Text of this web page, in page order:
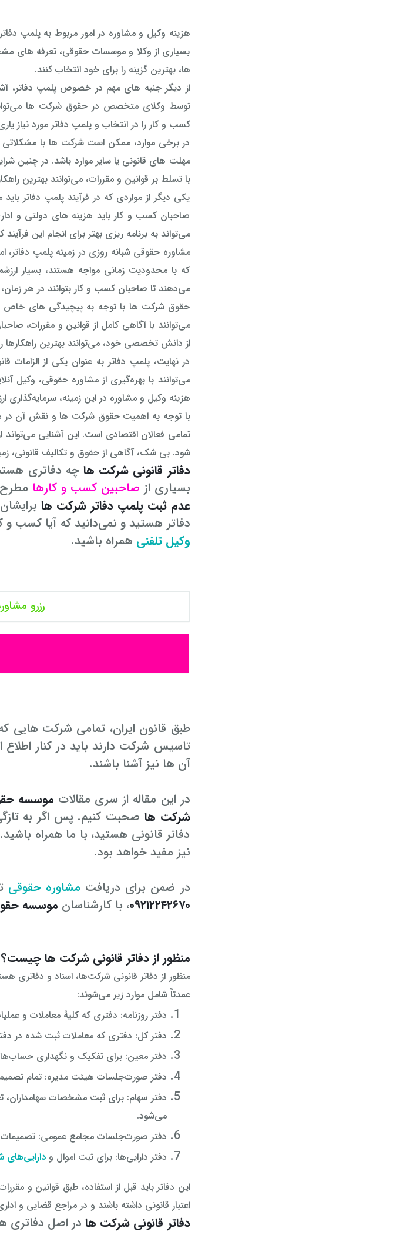
هزینه وکیل و مشاوره در امور مربوط به پلمپ
بسیاری از وکلا و موسسات حقوقی، تعرفه های
ها، بهترین گزینه را برای خود انتخاب کنند.
از دیگر جنبه های مهم در خصوص پلمپ دفاتر،
توسط وکلای متخصص در حقوق شرکت ها می‌تواند
کسب و کار را در انتخاب و پلمپ دفاتر مورد نیاز
در برخی موارد، ممکن است شرکت ها با مشکلاتی
مهلت های قانونی یا سایر موارد باشد. در چنین
با تسلط بر قوانین و مقررات، می‌توانند بهترین
یکی دیگر از مواردی که در فرآیند پلمپ دفاتر
صاحبان کسب و کار باید هزینه های دولتی و
می‌تواند به برنامه ریزی بهتر برای انجام این
مشاوره حقوقی شبانه روزی در زمینه پلمپ
که با محدودیت زمانی مواجه هستند، بسیار
می‌دهند تا صاحبان کسب و کار بتوانند در هر
حقوق شرکت ها با توجه به پیچیدگی های خاص
می‌توانند با آگاهی کامل از قوانین و مقررات،
از دانش تخصصی خود، می‌توانند بهترین راهکارها را
در نهایت، پلمپ دفاتر به عنوان یکی از
می‌توانند با بهره‌گیری از مشاوره حقوقی، وکیل
هزینه وکیل و مشاوره در این زمینه،
با توجه به اهمیت حقوق شرکت ها و نقش آن در
تمامی فعالان اقتصادی است. این آشنایی
شود. بی شک، آگاهی از حقوق و تکالیف قانونی،
دفاتر قانونی شرکت ها چه دفاتری
بسیاری از صاحبین کسب و کارها
عدم ثبت پلمپ دفاتر شرکت ها
دفاتر هستید و نمی‌دانید که آیا کسب و
وکیل تلفنی همراه باشید.
رزرو
طبق قانون ایران، تمامی شرکت هایی
تاسیس شرکت دارند باید در کنار
آن ها نیز آشنا باشند.
در این مقاله از سری مقالات موسسه
شرکت ها صحبت کنیم. پس اگر به
دفاتر قانونی هستید، با ما همراه
نیز مفید خواهد بود.
در ضمن برای دریافت مشاوره حقوقی
۰۹۲۱۲۲۴۲۶۷۰، با کارشناسان موسسه
منظور از دفاتر قانونی شرکت ها چیست؟
منظور از دفاتر قانونی شرکت‌ها، اسناد و دفاتری
عمدتاً شامل موارد زیر می‌شوند:
دفتر روزنامه: دفتری که کلیۀ معاملات و
دفتر کل: دفتری که معاملات ثبت شده در
دفتر معین: برای تفکیک و نگهداری
دفتر صورت‌جلسات هیئت مدیره: تمام
دفتر سهام: برای ثبت مشخصات سهامداران،
می‌شود.
دفتر صورت‌جلسات مجامع عمومی: تصمیمات
دفتر دارایی‌ها: برای ثبت اموال و
این دفاتر باید قبل از استفاده، طبق قوانین و
اعتبار قانونی داشته باشند و در مراجع قضایی و
دفاتر قانونی شرکت هادر اصل دفاتری